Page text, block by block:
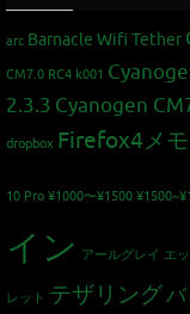
arc Barnacle Wifi Tether
CM7.0 RC4 k001
2.3.3 Cyanogen
dropbox Firefox4メ
10 Pro ¥1000〜¥1500
イン アールグレイ エ
レット テザリング